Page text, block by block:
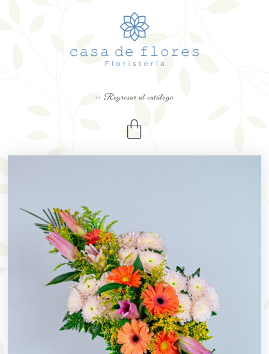
<< Regresar al catálogo